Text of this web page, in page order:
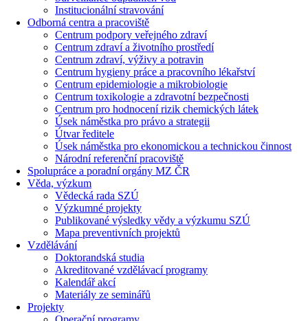
Institucionální stravování
Odborná centra a pracoviště
Centrum podpory veřejného zdraví
Centrum zdraví a životního prostředí
Centrum zdraví, výživy a potravin
Centrum hygieny práce a pracovního lékařství
Centrum epidemiologie a mikrobiologie
Centrum toxikologie a zdravotní bezpečnosti
Centrum pro hodnocení rizik chemických látek
Úsek náměstka pro právo a strategii
Útvar ředitele
Úsek náměstka pro ekonomickou a technickou činnost
Národní referenční pracoviště
Spolupráce a poradní orgány MZ ČR
Věda, výzkum
Vědecká rada SZÚ
Výzkumné projekty
Publikované výsledky vědy a výzkumu SZÚ
Mapa preventivních projektů
Vzdělávání
Doktorandská studia
Akreditované vzdělávací programy
Kalendář akcí
Materiály ze seminářů
Projekty